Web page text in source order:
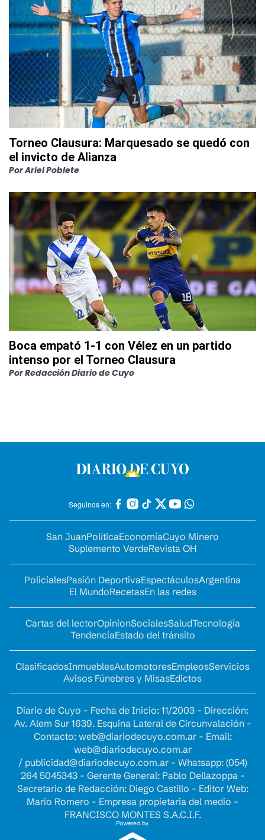
Torneo Clausura: Marquesado se quedó con
el invicto de Alianza
PorAriel Poblete
Boca empató 1-1 con Vélez en un partido
intenso por el Torneo Clausura
PorRedacción Diario de Cuyo
Seguinos en:
San JuanPolíticaEconomíaCuyo Minero
Suplemento VerdeRevista OH
PolicialesPasión DeportivaEspectáculosArgentina
El MundoRecetasEn las redes
Cartas del lectorOpinionSocialesSaludTecnología
TendenciaEstado del tránsito
ClasificadosInmueblesAutomotoresEmpleosServicios
Avisos Fúnebres y MisasEdictos
Diario de Cuyo - Fecha de Inicio: 11/2003 - Dirección:
Av. Alem Sur 1639. Esquina Lateral de Circunvalación -
Contacto: web@diariodecuyo.com.ar- Email:
web@diariodecuyo.com.ar
/ publicidad@diariodecuyo.com.ar- Whatsapp: (054)
264 5045343 - Gerente General: Pablo Dellazoppa -
Secretario de Redacción: Diego Castillo - Editor Web:
Mario Romero - Empresa propietaria del medio -
FRANCISCO MONTES S.A.C.I.F.